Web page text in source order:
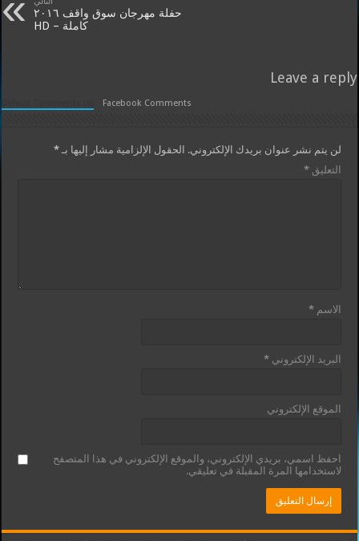
حفلة مهرجان سوق واقف ٢٠١٦
كاملة – HD
Leave a reply
Facebook Comments
لن يتم نشر عنوان بريدك الإلكتروني. الحقول الإلزامية مشار إليها بـ*
التعليق*
الاسم*
البريد الإلكتروني*
الموقع الإلكتروني
احفظ اسمي، بريدي الإلكتروني، والموقع الإلكتروني في هذا المتصفح
لاستخدامها المرة المقبلة في تعليقي.